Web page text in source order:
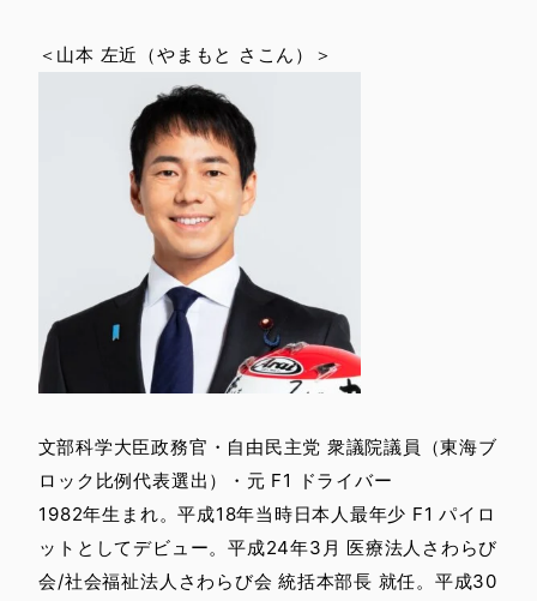
＜山本 左近（やまもと さこん）＞
文部科学大臣政務官・自由民主党 衆議院議員（東海ブ
ロック比例代表選出）・元 F1 ドライバー
1982年生まれ。平成18年当時日本人最年少 F1 パイロ
ットとしてデビュー。平成24年3月 医療法人さわらび
会/社会福祉法人さわらび会 統括本部長 就任。平成30